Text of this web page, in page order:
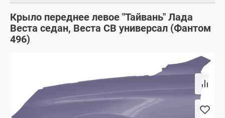
Крыло переднее левое "Тайвань" Лада
Веста седан, Веста СВ универсал (Фантом
496)